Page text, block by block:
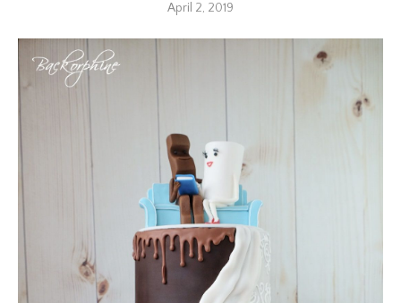
April 2, 2019